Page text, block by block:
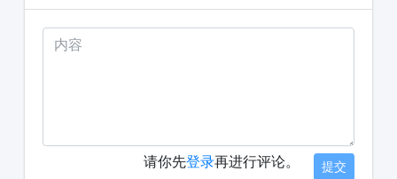
请你先登录再进行评论。 提交